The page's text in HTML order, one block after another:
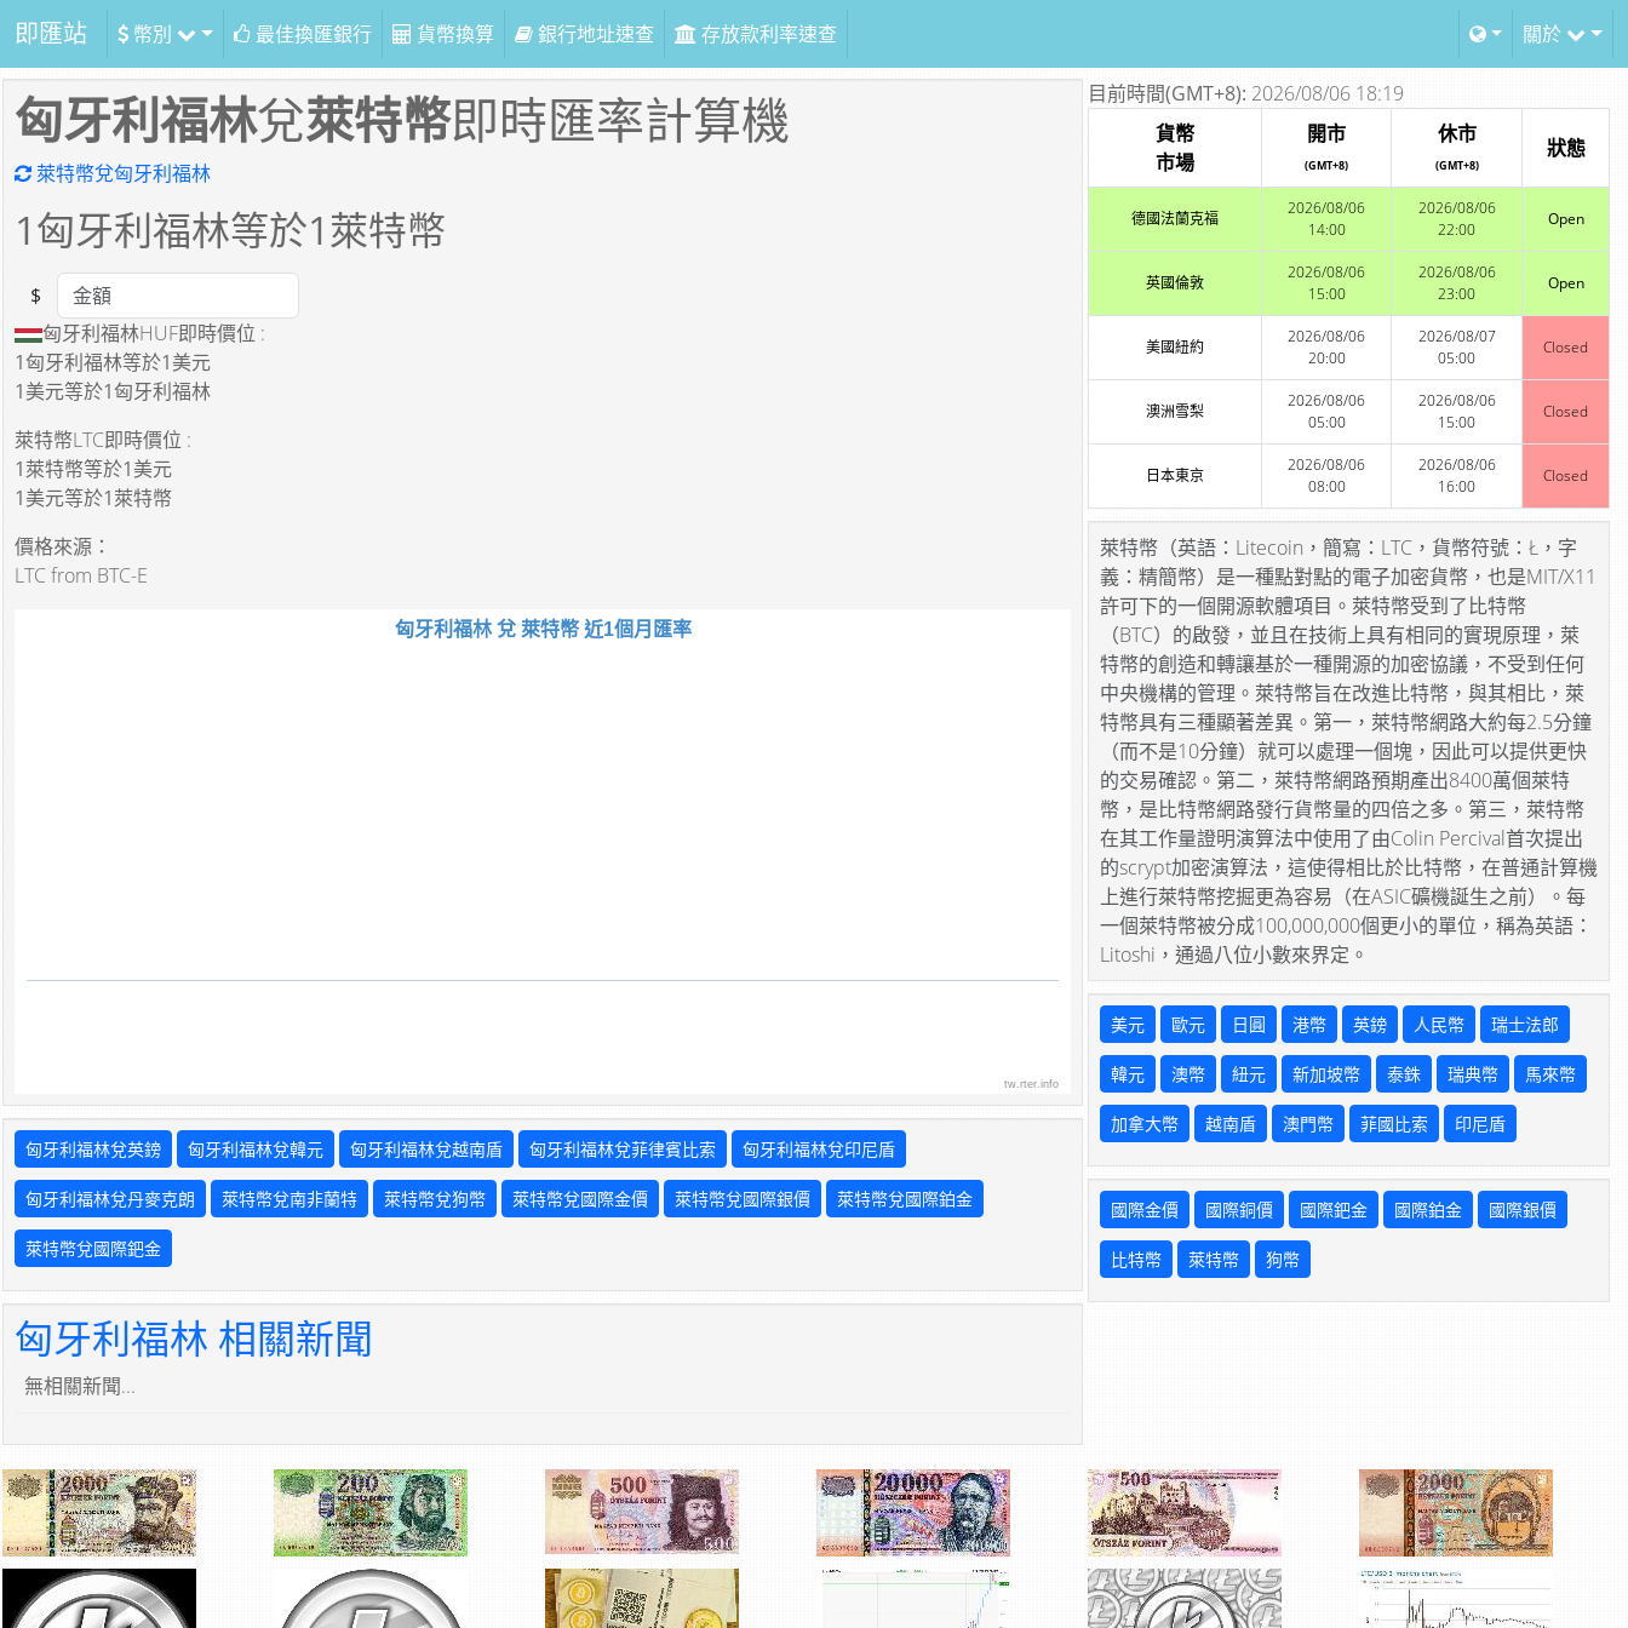
即匯站 幣別 最佳換匯銀行 貨幣換算 銀行地址速查 存放款利率速查 關於
匈牙利福林兌萊特幣即時匯率計算機
萊特幣兌匈牙利福林
1匈牙利福林等於1萊特幣
Amount
$
匈牙利福林HUF即時價位 :
1匈牙利福林等於1美元
1美元等於1匈牙利福林
萊特幣LTC即時價位 :
1萊特幣等於1美元
1美元等於1萊特幣
價格來源：
LTC from BTC-E
匈牙利福林 兌 萊特幣 近1個月匯率
tw.rter.info
匈牙利福林兌英鎊 匈牙利福林兌韓元 匈牙利福林兌越南盾 匈牙利福林兌菲律賓比索 匈牙利福林兌印尼盾
匈牙利福林兌丹麥克朗 萊特幣兌南非蘭特 萊特幣兌狗幣 萊特幣兌國際金價 萊特幣兌國際銀價 萊特幣兌國際鉑金
萊特幣兌國際鈀金
匈牙利福林 相關新聞
無相關新聞...
目前時間(GMT+8): 2026/08/06 18:19
貨幣
市場
開市
(GMT+8)
休市
(GMT+8)
狀態
德國法蘭克福
2026/08/06
14:00
2026/08/06
22:00
Open
英國倫敦
2026/08/06
15:00
2026/08/06
23:00
Open
美國紐約
2026/08/06
20:00
2026/08/07
05:00
Closed
澳洲雪梨
2026/08/06
05:00
2026/08/06
15:00
Closed
日本東京
2026/08/06
08:00
2026/08/06
16:00
Closed
萊特幣（英語：Litecoin，簡寫：LTC，貨幣符號：Ł，字
義：精簡幣）是一種點對點的電子加密貨幣，也是MIT/X11
許可下的一個開源軟體項目。萊特幣受到了比特幣
（BTC）的啟發，並且在技術上具有相同的實現原理，萊
特幣的創造和轉讓基於一種開源的加密協議，不受到任何
中央機構的管理。萊特幣旨在改進比特幣，與其相比，萊
特幣具有三種顯著差異。第一，萊特幣網路大約每2.5分鐘
（而不是10分鐘）就可以處理一個塊，因此可以提供更快
的交易確認。第二，萊特幣網路預期產出8400萬個萊特
幣，是比特幣網路發行貨幣量的四倍之多。第三，萊特幣
在其工作量證明演算法中使用了由Colin Percival首次提出
的scrypt加密演算法，這使得相比於比特幣，在普通計算機
上進行萊特幣挖掘更為容易（在ASIC礦機誕生之前）。每
一個萊特幣被分成100,000,000個更小的單位，稱為英語：
Litoshi，通過八位小數來界定。
美元 歐元 日圓 港幣 英鎊 人民幣 瑞士法郎
韓元 澳幣 紐元 新加坡幣 泰銖 瑞典幣 馬來幣
加拿大幣 越南盾 澳門幣 菲國比索 印尼盾
國際金價 國際銅價 國際鈀金 國際鉑金 國際銀價
比特幣 萊特幣 狗幣